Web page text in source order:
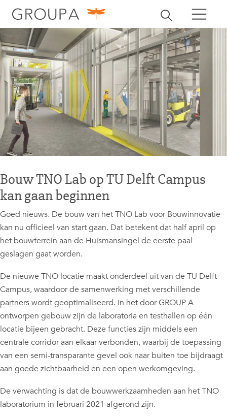
Zoekbalk
zoeken zoeken
Bouw TNO Lab op TU Delft Campus
kan gaan beginnen
Goed nieuws. De bouw van het TNO Lab voor Bouwinnovatie
kan nu officieel van start gaan. Dat betekent dat half april op
het bouwterrein aan de Huismansingel de eerste paal
geslagen gaat worden.
De nieuwe TNO locatie maakt onderdeel uit van de TU Delft
Campus, waardoor de samenwerking met verschillende
partners wordt geoptimaliseerd. In het door GROUP A
ontworpen gebouw zijn de laboratoria en testhallen op één
locatie bijeen gebracht. Deze functies zijn middels een
centrale corridor aan elkaar verbonden, waarbij de toepassing
van een semi-transparante gevel ook naar buiten toe bijdraagt
aan goede zichtbaarheid en een open werkomgeving.
De verwachting is dat de bouwwerkzaamheden aan het TNO
laboratorium in februari 2021 afgerond zijn.